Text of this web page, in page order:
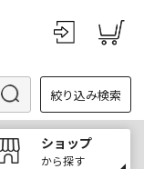
絞り込み検索
ショップ
から探す